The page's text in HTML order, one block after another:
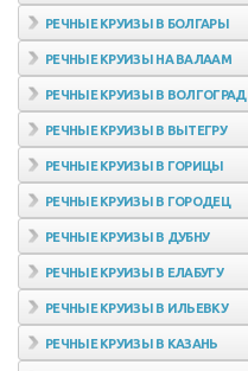
РЕЧНЫЕ КРУИЗЫ В БОЛГАРЫ
РЕЧНЫЕ КРУИЗЫ НА ВАЛААМ
РЕЧНЫЕ КРУИЗЫ В ВОЛГОГРАД
РЕЧНЫЕ КРУИЗЫ В ВЫТЕГРУ
РЕЧНЫЕ КРУИЗЫ В ГОРИЦЫ
РЕЧНЫЕ КРУИЗЫ В ГОРОДЕЦ
РЕЧНЫЕ КРУИЗЫ В ДУБНУ
РЕЧНЫЕ КРУИЗЫ В ЕЛАБУГУ
РЕЧНЫЕ КРУИЗЫ В ИЛЬЕВКУ
РЕЧНЫЕ КРУИЗЫ В КАЗАНЬ